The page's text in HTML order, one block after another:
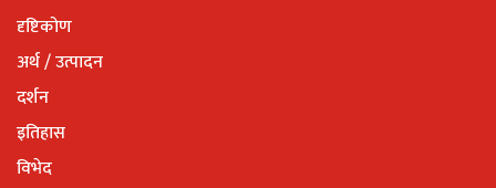
दृष्टिकोण
अर्थ / उत्पादन
दर्शन
इतिहास
विभेद